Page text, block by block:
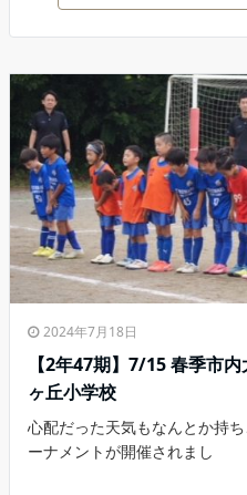
2024年7月18日
【2年47期】7/15 春季市
ヶ丘小学校
心配だった天気もなんとか持
ーナメントが開催されまし